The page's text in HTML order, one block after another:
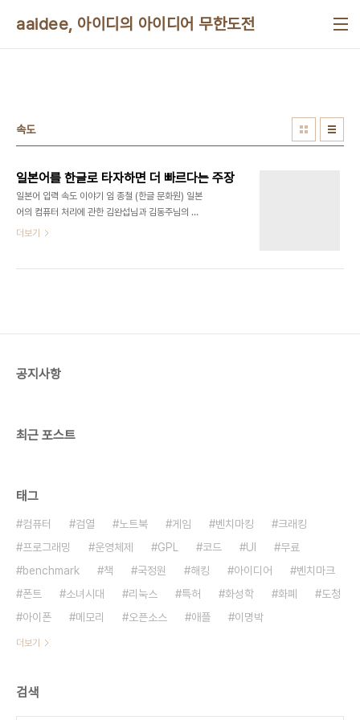
aaidee, 아이디의 아이디어 무한도전
속도
일본어를 한글로 타자하면 더 빠르다는 주장
일본어 입력 속도 이야기 임 종철 (한글 문화원) 일본
어의 컴퓨터 처리에 관한 김완섭님과 김동주님의 논
쟁문이 전자게시판에 실려 있는 것을 읽고, 이 논쟁의
교해 보아야 하겠습니다. 한마디로 말해 한글은 일본
더보기
공지사항
최근 포스트
태그
컴퓨터 검열 노트북 게임 벤치마킹
크래킹
프로그래밍
운영체제 GPL 코드 UI
무료
benchmark
책 국정원 해킹 아이디어
벤치마크
폰트
소녀시대 리눅스 특허 화성학 화폐
도청
아이폰
메모리 오픈소스 애플 이명박
더보기
검색